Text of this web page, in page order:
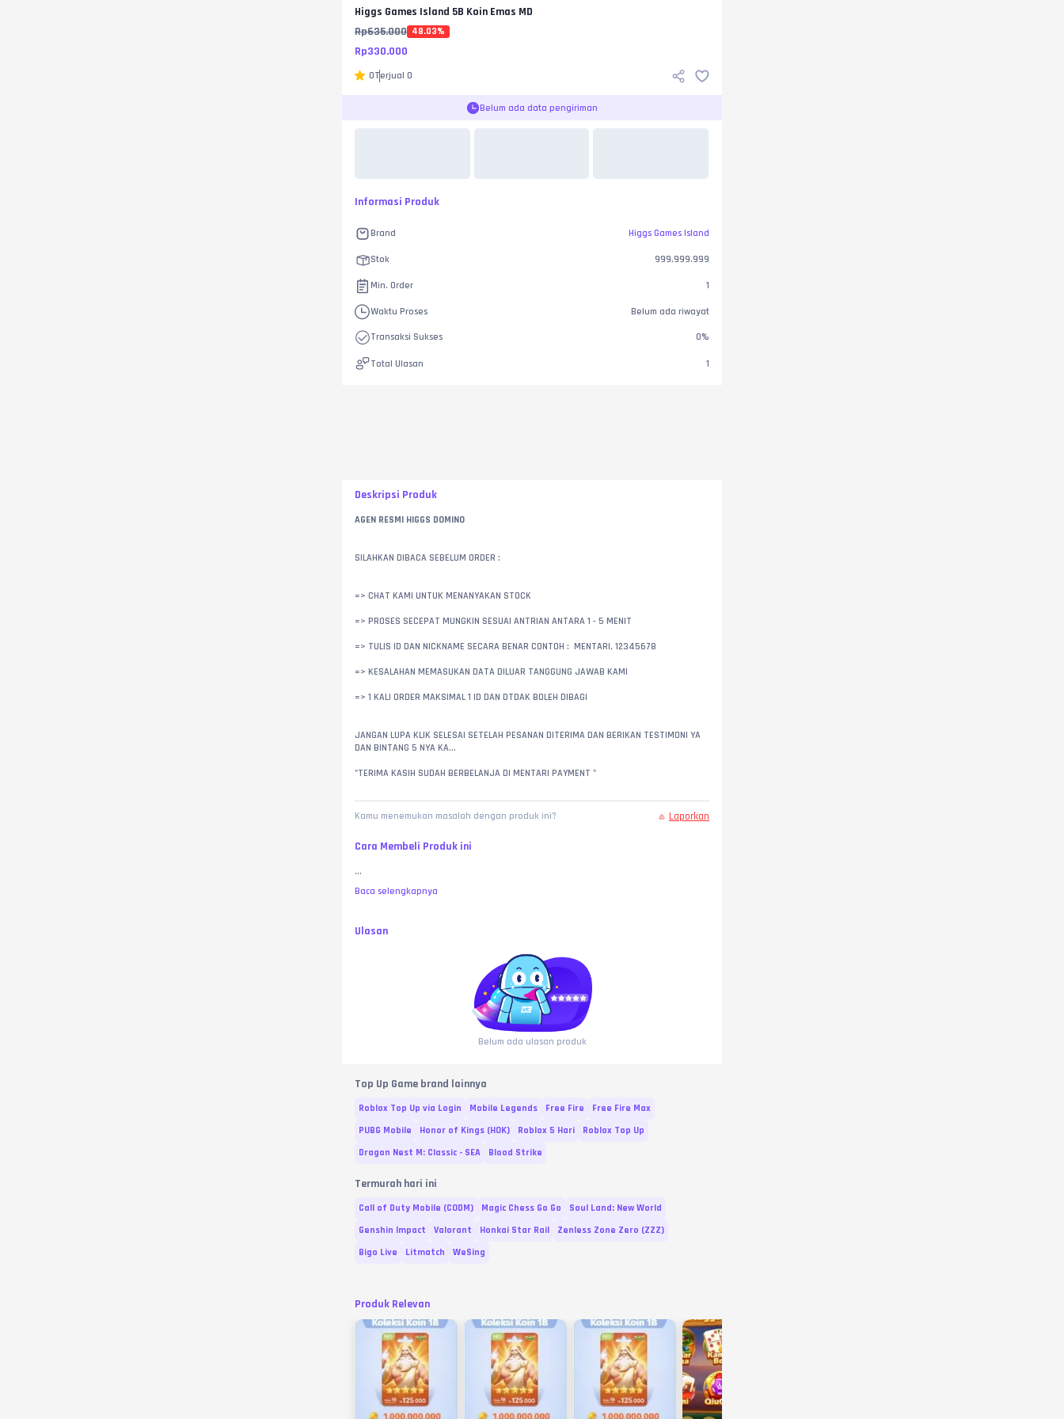
Higgs Games Island 5B Koin Emas MD
Rp635.000 48.03%
Rp330.000
0Terjual 0
Belum ada data pengiriman
Informasi Produk
Brand Higgs Games Island
Stok 999.999.999
Min. Order 1
Waktu Proses Belum ada riwayat
Transaksi Sukses 0%
Total Ulasan 1
Deskripsi Produk
AGEN RESMI HIGGS DOMINO
SILAHKAN DIBACA SEBELUM ORDER :
=> CHAT KAMI UNTUK MENANYAKAN STOCK
=> PROSES SECEPAT MUNGKIN SESUAI ANTRIAN ANTARA 1 - 5 MENIT
=> TULIS ID DAN NICKNAME SECARA BENAR CONTOH :  MENTARI, 12345678
=> KESALAHAN MEMASUKAN DATA DILUAR TANGGUNG JAWAB KAMI
=> 1 KALI ORDER MAKSIMAL 1 ID DAN DTDAK BOLEH DIBAGI
JANGAN LUPA KLIK SELESAI SETELAH PESANAN DITERIMA DAN BERIKAN TESTIMONI YA
DAN BINTANG 5 NYA KA...
"TERIMA KASIH SUDAH BERBELANJA DI MENTARI PAYMENT "
Kamu menemukan masalah dengan produk ini? Laporkan
Cara Membeli Produk ini
...
Baca selengkapnya
Ulasan
Belum ada ulasan produk
Top Up Game brand lainnya
Roblox Top Up via Login Mobile Legends Free Fire
Free Fire Max
PUBG Mobile
Honor of Kings (HOK) Roblox 5 Hari
Roblox Top Up
Dragon Nest M: Classic - SEA
Blood Strike
Termurah hari ini
Call of Duty Mobile (CODM) Magic Chess Go Go
Soul Land: New World
Genshin Impact
Valorant Honkai Star Rail
Zenless Zone Zero (ZZZ)
Bigo Live
Litmatch WeSing
Produk Relevan